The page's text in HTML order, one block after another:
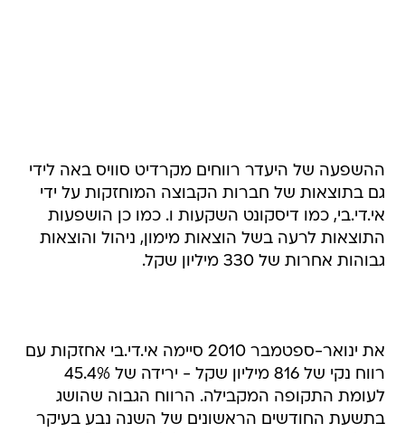
ההשפעה של היעדר רווחים מקרדיט סוויס באה לידי
גם בתוצאות של חברות הקבוצה המוחזקות על ידי
אי.די.בי, כמו דיסקונט השקעות ו. כמו כן הושפעות
התוצאות לרעה בשל הוצאות מימון, ניהול והוצאות
גבוהות אחרות של 330 מיליון שקל.
את ינואר-ספטמבר 2010 סיימה אי.די.בי אחזקות עם
רווח נקי של 816 מיליון שקל - ירידה של 45.4%
לעומת התקופה המקבילה. הרווח הגבוה שהושג
בתשעת החודשים הראשונים של השנה נבע בעיקר